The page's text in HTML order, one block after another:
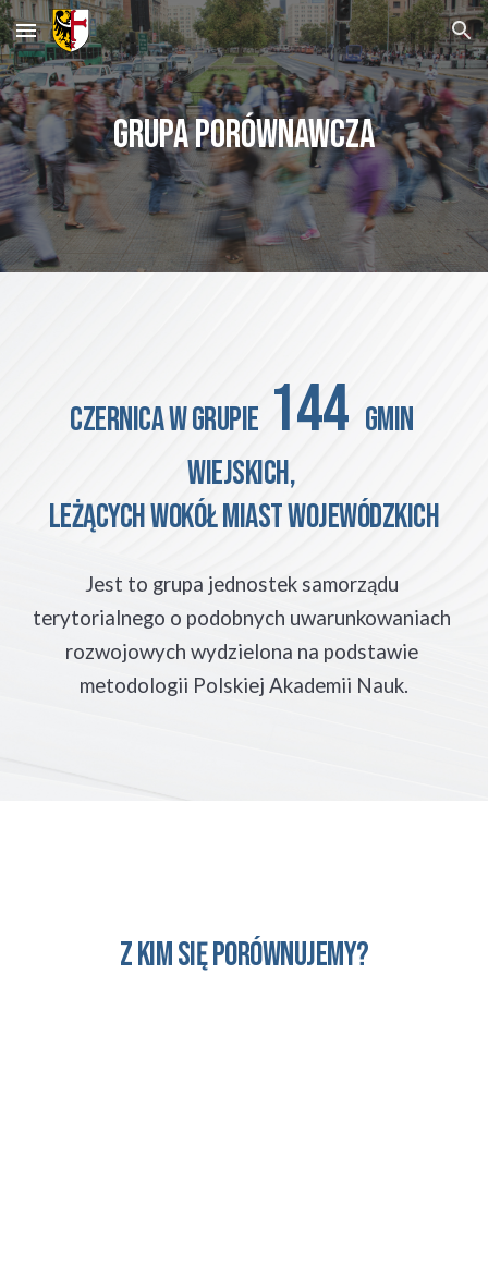
Skip to main content Skip to navigation
GRUPA PORÓWNAWCZA
Czernica W GRUPIE 144 GMIN
WIEJSKICH,
leżących WOKÓŁ MIAST WOJEWÓDZKICH
Jest to grupa jednostek samorządu
terytorialnego o podobnych uwarunkowaniach
rozwojowych wydzielona na podstawie
metodologii Polskiej Akademii Nauk.
Z kim się porównujemy?